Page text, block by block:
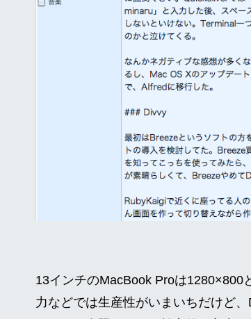
13インチのMacBook Proは1280×800
力などでは生産性がいまいちだけど